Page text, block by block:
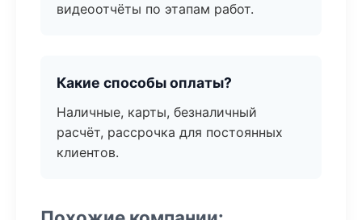
видеоотчёты по этапам работ.
Какие способы оплаты?
Наличные, карты, безналичный
расчёт, рассрочка для постоянных
клиентов.